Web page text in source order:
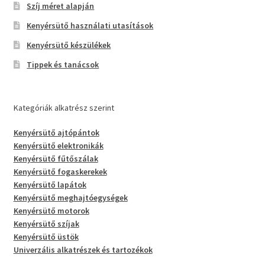
Szíj méret alapján
Kenyérsütő használati utasítások
Kenyérsütő készülékek
Tippek és tanácsok
Kategóriák alkatrész szerint
Kenyérsütő ajtópántok
Kenyérsütő elektronikák
Kenyérsütő fűtőszálak
Kenyérsütő fogaskerekek
Kenyérsütő lapátok
Kenyérsütő meghajtóegységek
Kenyérsütő motorok
Kenyérsütő szíjak
Kenyérsütő üstök
Univerzális alkatrészek és tartozékok